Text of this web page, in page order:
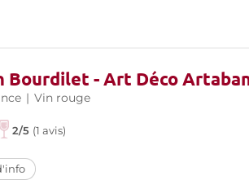
Bourdilet - Art Déco
| Vin rouge
2/5 (1 avis)